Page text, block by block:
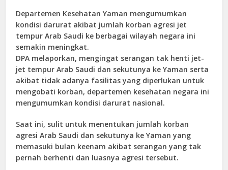
Departemen Kesehatan Yaman mengumumkan
kondisi darurat akibat jumlah korban agresi jet
tempur Arab Saudi ke berbagai wilayah negara ini
semakin meningkat.
DPA melaporkan, mengingat serangan tak henti jet-
jet tempur Arab Saudi dan sekutunya ke Yaman serta
akibat tidak adanya fasilitas yang diperlukan untuk
mengobati korban, departemen kesehatan negara ini
mengumumkan kondisi darurat nasional.
Saat ini, sulit untuk menentukan jumlah korban
agresi Arab Saudi dan sekutunya ke Yaman yang
memasuki bulan keenam akibat serangan yang tak
pernah berhenti dan luasnya agresi tersebut.